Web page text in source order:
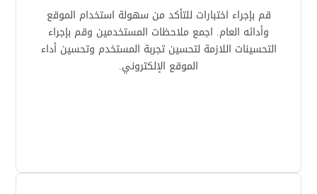
قم بإجراء اختبارات للتأكد من سهولة استخدام الموقع
وأدائه العام. اجمع ملاحظات المستخدمين وقم بإجراء
التحسينات اللازمة لتحسين تجربة المستخدم وتحسين أداء
الموقع الإلكتروني.